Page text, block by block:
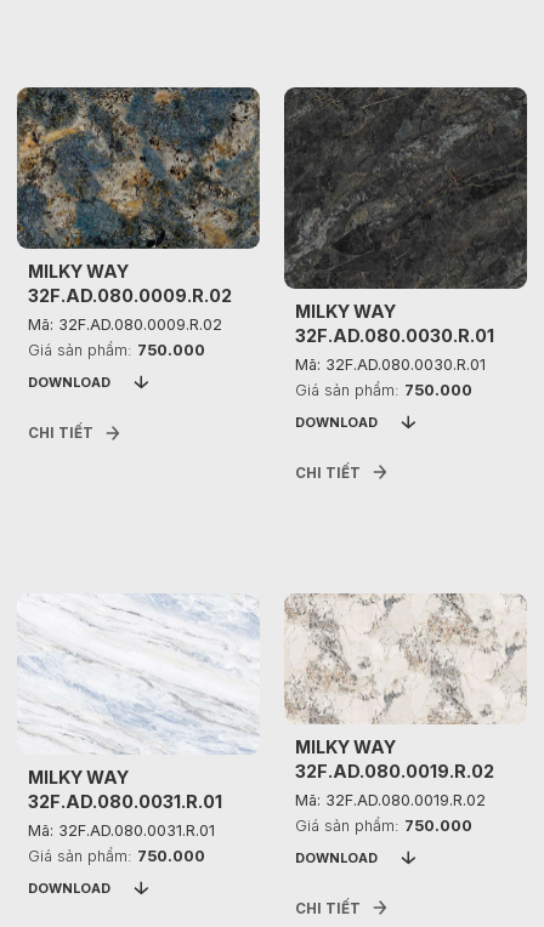
MILKY WAY
32F.AD.080.0009.R.02
Mã: 32F.AD.080.0009.R.02
Giá sản phẩm: 750.000
DOWNLOAD
CHI TIẾT
MILKY WAY
32F.AD.080.0030.R.01
Mã: 32F.AD.080.0030.R.01
Giá sản phẩm: 750.000
DOWNLOAD
CHI TIẾT
MILKY WAY
32F.AD.080.0031.R.01
Mã: 32F.AD.080.0031.R.01
Giá sản phẩm: 750.000
DOWNLOAD
MILKY WAY
32F.AD.080.0019.R.02
Mã: 32F.AD.080.0019.R.02
Giá sản phẩm: 750.000
DOWNLOAD
CHI TIẾT